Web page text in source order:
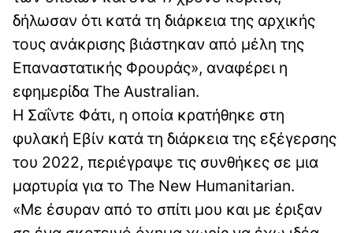
δήλωσαν ότι κατά τη διάρκεια της αρχικής
τους ανάκρισης βιάστηκαν από μέλη της
Επαναστατικής Φρουράς», αναφέρει η
εφημερίδα The Australian.
Η Σαΐντε Φάτι, η οποία κρατήθηκε στη
φυλακή Εβίν κατά τη διάρκεια της εξέγερσης
του 2022, περιέγραψε τις συνθήκες σε μια
μαρτυρία για το The New Humanitarian.
«Με έσυραν από το σπίτι μου και με έριξαν